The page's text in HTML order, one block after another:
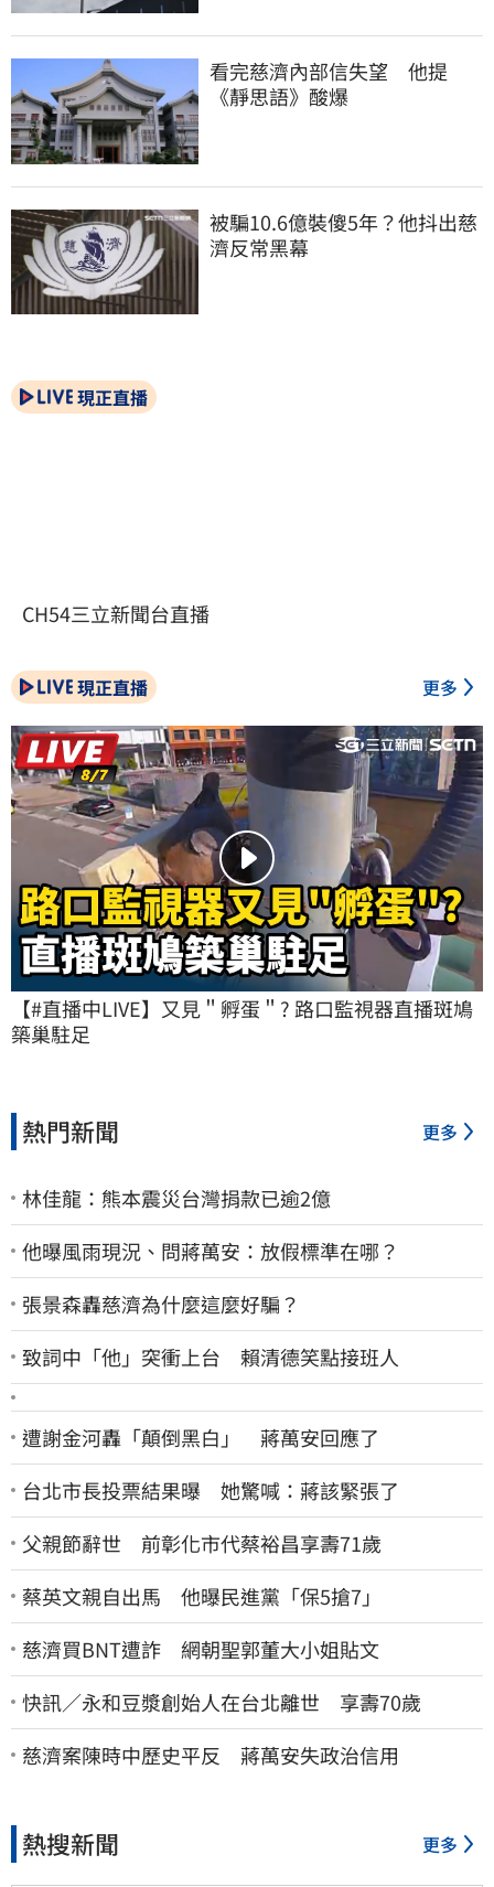
看完慈濟內部信失望　他提
《靜思語》酸爆
被騙10.6億裝傻5年？他抖出慈
濟反常黑幕
現正直播
CH54三立新聞台直播
現正直播 更多
【#直播中LIVE】又見＂孵蛋＂? 路口監視器直播斑鳩
築巢駐足
熱門新聞 更多
林佳龍：熊本震災台灣捐款已逾2億
他曝風雨現況、問蔣萬安：放假標準在哪？
張景森轟慈濟為什麼這麼好騙？
致詞中「他」突衝上台 賴清德笑點接班人
遭謝金河轟「顛倒黑白」 蔣萬安回應了
台北市長投票結果曝 她驚喊：蔣該緊張了
父親節辭世 前彰化市代蔡裕昌享壽71歲
蔡英文親自出馬 他曝民進黨「保5搶7」
慈濟買BNT遭詐 網朝聖郭董大小姐貼文
快訊／永和豆漿創始人在台北離世 享壽70歲
慈濟案陳時中歷史平反 蔣萬安失政治信用
熱搜新聞 更多